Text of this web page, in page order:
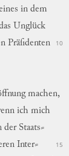
in dem
Unglück
Präſidenten 10
machen,
ich mich
der Staats⸗
Inter⸗ 15